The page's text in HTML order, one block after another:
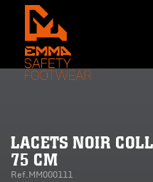
LACETS NOIR
75 CM
Ref.MM000111